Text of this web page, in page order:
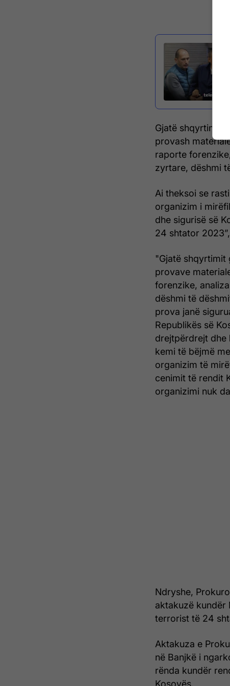
Gjatë shqyrtimit
provash
raporte
zyrtare, dëshmi
Ai theksoi se
organizim i
dhe sigurisë së
24 shtator
"Gjatë shqyrtimit
provave
forenzike,
dëshmi të
prova janë
Republikës së
drejtpërdrejt dhe
kemi të bëjmë
organizim të
cenimit të rendit
organizimi nuk
Ndryshe,
aktakuzë kundër
terrorist të 24
Aktakuza e
në Banjkë i
rënda kundër
Kosovës.